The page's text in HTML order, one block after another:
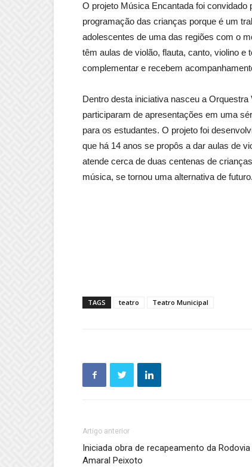
O projeto Música Encantada foi
programação das crianças porque é um
adolescentes de uma das regiões com o
têm aulas de violão, flauta, canto, violino
complementar e recebem
Dentro desta iniciativa nasceu a
participaram de apresentações em uma
para os estudantes. O projeto foi
que há 14 anos se propôs a dar aulas de
atende cerca de duas centenas de
música, se tornou uma alternativa de futuro.
TAGS teatro Teatro Municipal
Artigo anterior
Iniciada obra de recapeamento da Rodovia
Amaral Peixoto